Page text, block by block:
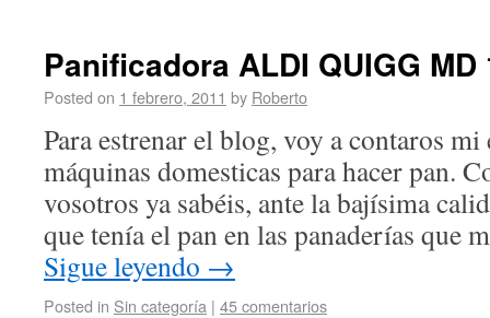
Panificadora ALDI QUIGG MD
Posted on 1 febrero, 2011 by Roberto
Para estrenar el blog, voy a contaros
máquinas domesticas para hacer pan.
vosotros ya sabéis, ante la bajísima
que tenía el pan en las panaderías que
Sigue leyendo →
Posted in Sin categoría | 45 comentarios